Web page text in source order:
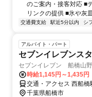
のご案内・接客対応 ■
リンクの提供 ■氷や灰
交通費支給 駅近5分以内 シ
アルバイト・パート
セブンイレブンス
セブンイレブン 船橋山
時給1,145円～1,435円
交通・アクセス 西船
千葉県船橋市